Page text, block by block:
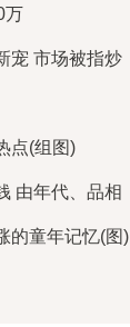
万
宠 市场被指炒
点(组图)
由年代、品相
的童年记忆(图)